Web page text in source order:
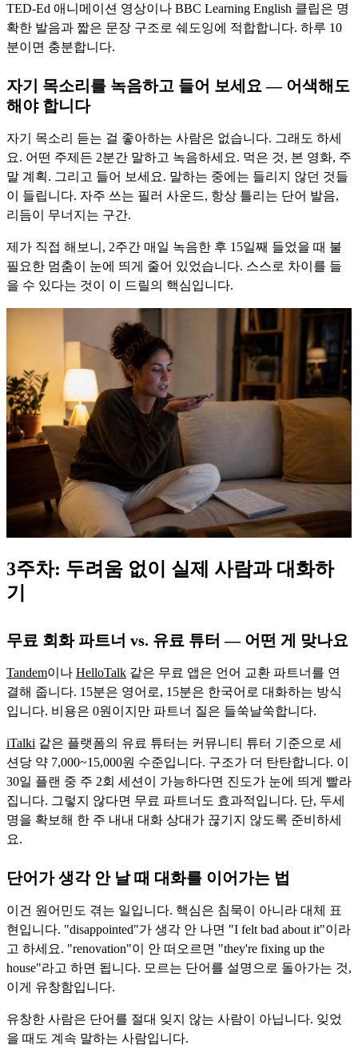
TED-Ed 애니메이션 영상이나 BBC Learning English 클립은 명
확한 발음과 짧은 문장 구조로 쉐도잉에 적합합니다. 하루 10
분이면 충분합니다.
자기 목소리를 녹음하고 들어 보세요 — 어색해도
해야 합니다
자기 목소리 듣는 걸 좋아하는 사람은 없습니다. 그래도 하세
요. 어떤 주제든 2분간 말하고 녹음하세요. 먹은 것, 본 영화, 주
말 계획. 그리고 들어 보세요. 말하는 중에는 들리지 않던 것들
이 들립니다. 자주 쓰는 필러 사운드, 항상 틀리는 단어 발음,
리듬이 무너지는 구간.
제가 직접 해보니, 2주간 매일 녹음한 후 15일째 들었을 때 불
필요한 멈춤이 눈에 띄게 줄어 있었습니다. 스스로 차이를 들
을 수 있다는 것이 이 드릴의 핵심입니다.
3주차: 두려움 없이 실제 사람과 대화하
기
무료 회화 파트너 vs. 유료 튜터 — 어떤 게 맞나요
Tandem이나 HelloTalk 같은 무료 앱은 언어 교환 파트너를 연
결해 줍니다. 15분은 영어로, 15분은 한국어로 대화하는 방식
입니다. 비용은 0원이지만 파트너 질은 들쑥날쑥합니다.
iTalki 같은 플랫폼의 유료 튜터는 커뮤니티 튜터 기준으로 세
션당 약 7,000~15,000원 수준입니다. 구조가 더 탄탄합니다. 이
30일 플랜 중 주 2회 세션이 가능하다면 진도가 눈에 띄게 빨라
집니다. 그렇지 않다면 무료 파트너도 효과적입니다. 단, 두세
명을 확보해 한 주 내내 대화 상대가 끊기지 않도록 준비하세
요.
단어가 생각 안 날 때 대화를 이어가는 법
이건 원어민도 겪는 일입니다. 핵심은 침묵이 아니라 대체 표
현입니다. "disappointed"가 생각 안 나면 "I felt bad about it"이라
고 하세요. "renovation"이 안 떠오르면 "they're fixing up the
house"라고 하면 됩니다. 모르는 단어를 설명으로 돌아가는 것,
이게 유창함입니다.
유창한 사람은 단어를 절대 잊지 않는 사람이 아닙니다. 잊었
을 때도 계속 말하는 사람입니다.